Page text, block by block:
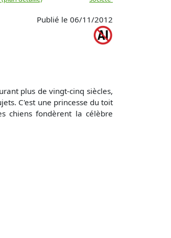
Publié le 06/11/2012
plus de vingt-cinq siècles,
C'est une princesse du toit
chiens fondèrent la célèbre